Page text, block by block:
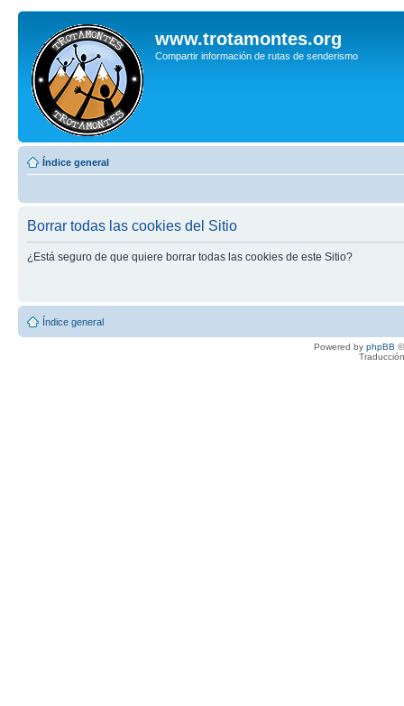
www.trotamontes.org
Compartir información de rutas de senderismo
Índice general
Borrar todas las cookies del Sitio
¿Está seguro de que quiere borrar todas las cookies de este Sitio?
Índice general
Powered by phpBB